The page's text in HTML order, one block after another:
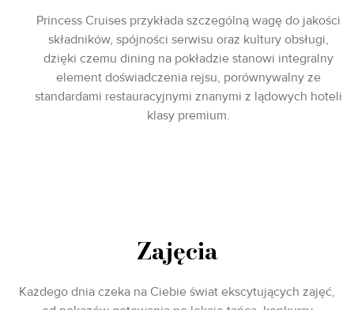
Princess Cruises przykłada szczególną wagę do jakości
składników, spójności serwisu oraz kultury obsługi,
dzięki czemu dining na pokładzie stanowi integralny
element doświadczenia rejsu, porównywalny ze
standardami restauracyjnymi znanymi z lądowych hoteli
klasy premium.
Zajęcia
Każdego dnia czeka na Ciebie świat ekscytujących zajęć,